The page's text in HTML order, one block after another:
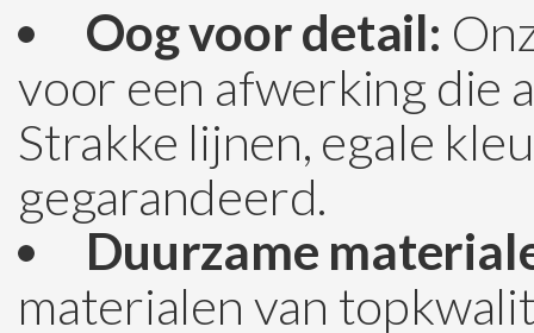
Oog voor detail:
voor een afwerking die
Strakke lijnen, egale
gegarandeerd.
Duurzame
materialen van